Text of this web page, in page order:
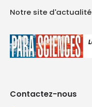
Notre site d'actualité
Contactez-nous